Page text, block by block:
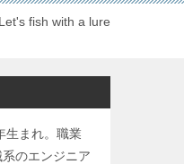
Let's fish with a lure
生まれ。職業
のエンジニア